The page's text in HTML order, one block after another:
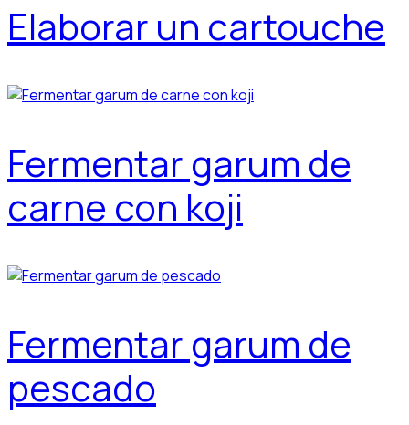
Elaborar un cartouche
Fermentar garum de
carne con koji
Fermentar garum de
pescado